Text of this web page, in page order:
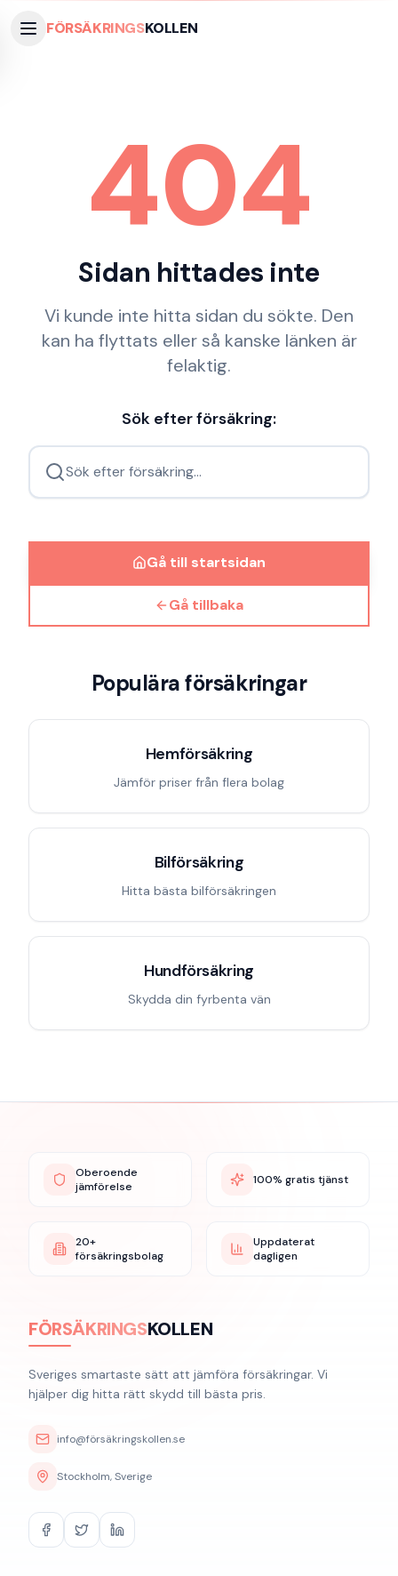
FÖRSÄKRINGSKOLLEN
404
Sidan hittades inte
Vi kunde inte hitta sidan du sökte. Den
kan ha flyttats eller så kanske länken är
felaktig.
Sök efter försäkring:
Sök efter försäkring...
Gå till startsidan
Gå tillbaka
Populära försäkringar
Hemförsäkring
Jämför priser från flera bolag
Bilförsäkring
Hitta bästa bilförsäkringen
Hundförsäkring
Skydda din fyrbenta vän
Oberoende
jämförelse
100% gratis tjänst
20+
försäkringsbolag
Uppdaterat
dagligen
FÖRSÄKRINGSKOLLEN
Sveriges smartaste sätt att jämföra försäkringar. Vi
hjälper dig hitta rätt skydd till bästa pris.
info@försäkringskollen.se
Stockholm, Sverige